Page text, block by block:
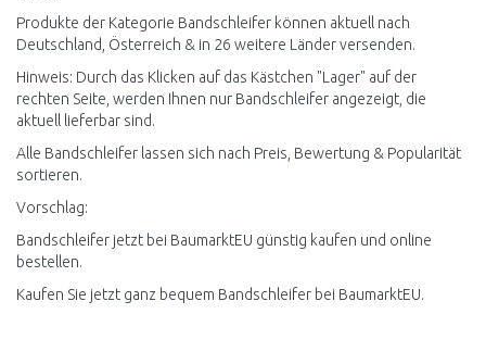
Produkte der Kategorie Bandschleifer können aktuell nach
Deutschland, Österreich & in 26 weitere Länder versenden.
Hinweis: Durch das Klicken auf das Kästchen "Lager" auf der
rechten Seite, werden Ihnen nur Bandschleifer angezeigt, die
aktuell lieferbar sind.
Alle Bandschleifer lassen sich nach Preis, Bewertung & Popularität
sortieren.
Vorschlag:
Bandschleifer jetzt bei BaumarktEU günstig kaufen und online
bestellen.
Kaufen Sie jetzt ganz bequem Bandschleifer bei BaumarktEU.